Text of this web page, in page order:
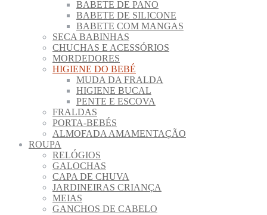
BABETE DE PANO
BABETE DE SILICONE
BABETE COM MANGAS
SECA BABINHAS
CHUCHAS E ACESSÓRIOS
MORDEDORES
HIGIENE DO BEBÉ
MUDA DA FRALDA
HIGIENE BUCAL
PENTE E ESCOVA
FRALDAS
PORTA-BEBÉS
ALMOFADA AMAMENTAÇÃO
ROUPA
RELÓGIOS
GALOCHAS
CAPA DE CHUVA
JARDINEIRAS CRIANÇA
MEIAS
GANCHOS DE CABELO